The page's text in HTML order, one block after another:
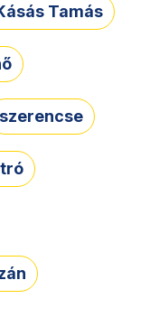
Tamás
szerencse